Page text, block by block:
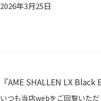
2026年3月25日
『AME SHALLEN LX